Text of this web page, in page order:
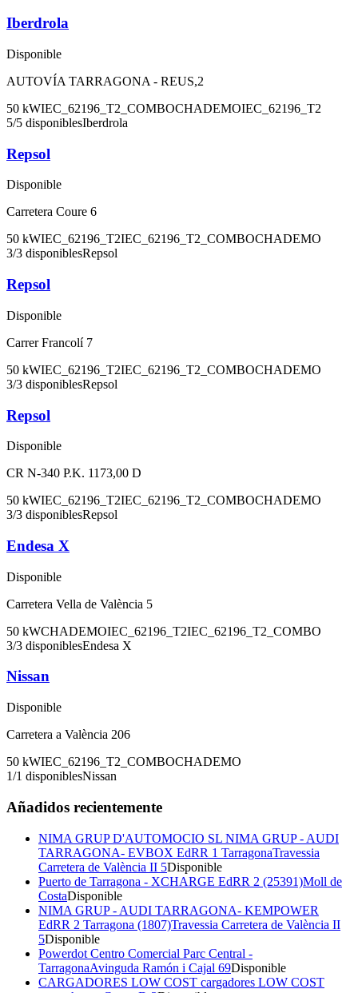
Iberdrola
Disponible
AUTOVÍA TARRAGONA - REUS,2
50 kWIEC_62196_T2_COMBOCHADEMOIEC_62196_T2
5/5 disponiblesIberdrola
Repsol
Disponible
Carretera Coure 6
50 kWIEC_62196_T2IEC_62196_T2_COMBOCHADEMO
3/3 disponiblesRepsol
Repsol
Disponible
Carrer Francolí 7
50 kWIEC_62196_T2IEC_62196_T2_COMBOCHADEMO
3/3 disponiblesRepsol
Repsol
Disponible
CR N-340 P.K. 1173,00 D
50 kWIEC_62196_T2IEC_62196_T2_COMBOCHADEMO
3/3 disponiblesRepsol
Endesa X
Disponible
Carretera Vella de València 5
50 kWCHADEMOIEC_62196_T2IEC_62196_T2_COMBO
3/3 disponiblesEndesa X
Nissan
Disponible
Carretera a València 206
50 kWIEC_62196_T2_COMBOCHADEMO
1/1 disponiblesNissan
Añadidos recientemente
NIMA GRUP D'AUTOMOCIO SL NIMA GRUP - AUDI
TARRAGONA- EVBOX EdRR 1 TarragonaTravessia
Carretera de València II 5Disponible
Puerto de Tarragona - XCHARGE EdRR 2 (25391)Moll de
CostaDisponible
NIMA GRUP - AUDI TARRAGONA- KEMPOWER
EdRR 2 Tarragona (1807)Travessia Carretera de València II
5Disponible
Powerdot Centro Comercial Parc Central -
TarragonaAvinguda Ramón i Cajal 69Disponible
CARGADORES LOW COST cargadores LOW COST